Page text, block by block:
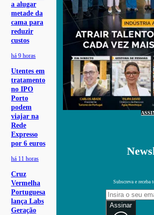
a alugar
metade da
cama para
reduzir
custos
há 9 horas
Utentes em
tratamento
no IPO
Porto
podem
viajar na
Rede
Expresso
por 6 euros
há 11 horas
Cruz
Vermelha
Portuguesa
lança Labs
Geração
Subscreva e receba
Assinar